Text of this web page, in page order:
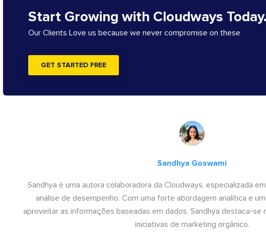
Start Growing with Cloudways Today.
Our Clients Love us because we never compromise on these
GET STARTED FREE
Sandhya Goswami
Sandhya é uma autora colaboradora da Cloudways, especializada
análise de desempenho. Com uma forte abordagem analítica e
aproveitar as informações baseadas em dados, Sandhya destaca-se
iniciativas de marketing orgânico.